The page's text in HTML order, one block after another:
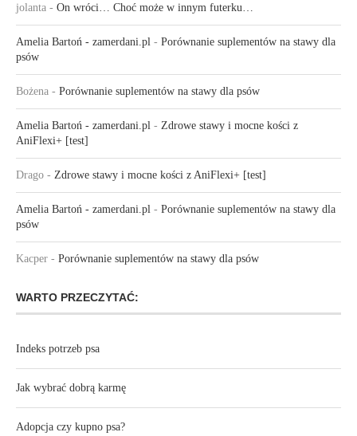
jolanta - On wróci… Choć może w innym futerku…
Amelia Bartoń - zamerdani.pl - Porównanie suplementów na stawy dla
psów
Bożena - Porównanie suplementów na stawy dla psów
Amelia Bartoń - zamerdani.pl - Zdrowe stawy i mocne kości z
AniFlexi+ [test]
Drago - Zdrowe stawy i mocne kości z AniFlexi+ [test]
Amelia Bartoń - zamerdani.pl - Porównanie suplementów na stawy dla
psów
Kacper - Porównanie suplementów na stawy dla psów
WARTO PRZECZYTAĆ:
Indeks potrzeb psa
Jak wybrać dobrą karmę
Adopcja czy kupno psa?